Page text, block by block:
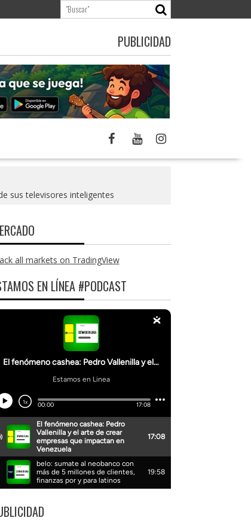
PUBLICIDAD
sus televisores inteligentes
all markets on TradingView
EN LÍNEA #PODCAST